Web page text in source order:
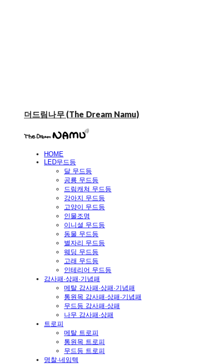
더드림나무 (The Dream Namu)
HOME
LED무드등
달 무드등
공룡 무드등
드림캐쳐 무드등
강아지 무드등
고양이 무드등
인물조명
이니셜 무드등
동물 무드등
별자리 무드등
웨딩 무드등
고래 무드등
인테리어 무드등
감사패·상패·기념패
메탈 감사패·상패·기념패
통원목 감사패·상패·기념패
무드등 감사패·상패
나무 감사패·상패
트로피
메탈 트로피
통원목 트로피
무드등 트로피
명찰·네임텍